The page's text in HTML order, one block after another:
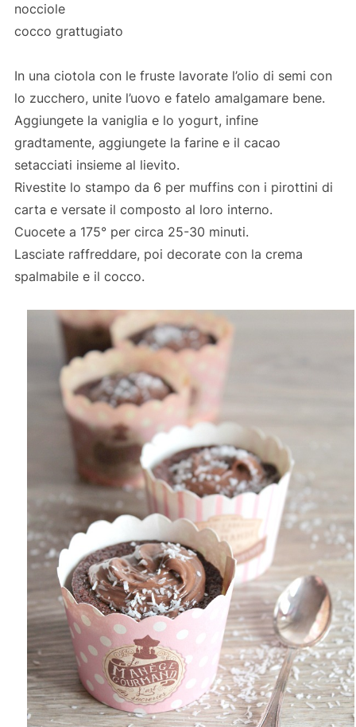
nocciole
cocco grattugiato
In una ciotola con le fruste lavorate l’olio di semi con
lo zucchero, unite l’uovo e fatelo amalgamare bene.
Aggiungete la vaniglia e lo yogurt, infine
gradtamente, aggiungete la farine e il cacao
setacciati insieme al lievito.
Rivestite lo stampo da 6 per muffins con i pirottini di
carta e versate il composto al loro interno.
Cuocete a 175° per circa 25-30 minuti.
Lasciate raffreddare, poi decorate con la crema
spalmabile e il cocco.